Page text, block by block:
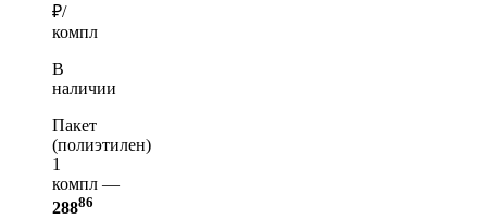
₽/
компл
В
наличии
Пакет
(полиэтилен)
1
компл —
28886